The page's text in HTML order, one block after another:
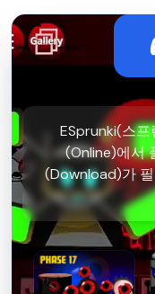
ESprunki(스
(Online)에서
(Download)가